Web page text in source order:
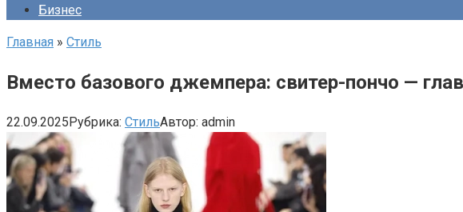
Бизнес
Главная » Стиль
Вместо базового джемпера: свитер-пончо —
22.09.2025Рубрика: СтильАвтор: admin